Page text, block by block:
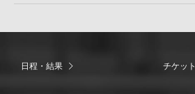
日程・結果 チケット